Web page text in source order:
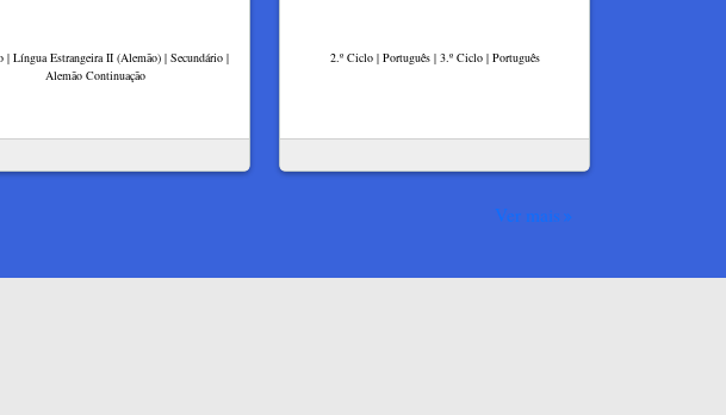
| Língua Estrangeira II (Alemão) | Secundário |
Alemão Continuação
2.º Ciclo | Português | 3.º Ciclo | Português
Ver mais